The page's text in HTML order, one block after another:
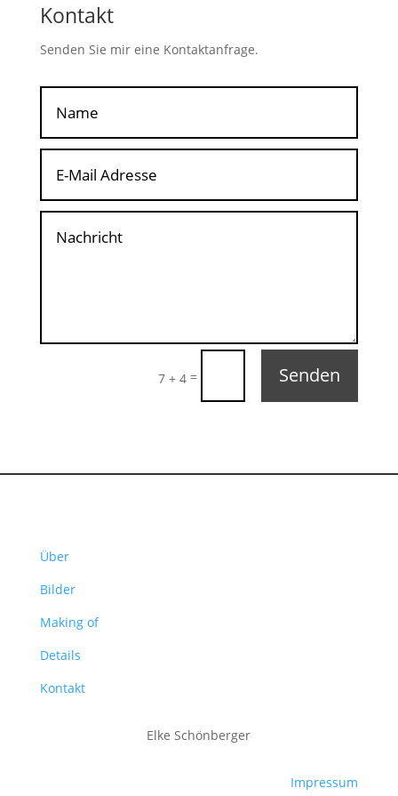
Kontakt
Senden Sie mir eine Kontaktanfrage.
7 + 4 = Senden
Über
Bilder
Making of
Details
Kontakt
Elke Schönberger
Impressum